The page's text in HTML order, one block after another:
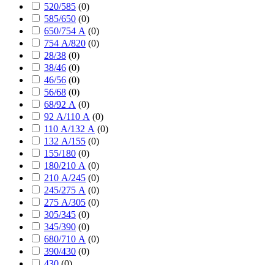
520/585 (0)
585/650 (0)
650/754 А (0)
754 А/820 (0)
28/38 (0)
38/46 (0)
46/56 (0)
56/68 (0)
68/92 А (0)
92 А/110 А (0)
110 А/132 А (0)
132 А/155 (0)
155/180 (0)
180/210 А (0)
210 А/245 (0)
245/275 А (0)
275 А/305 (0)
305/345 (0)
345/390 (0)
680/710 А (0)
390/430 (0)